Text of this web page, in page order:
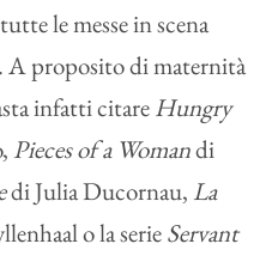
le messe in scena
A proposito di maternità
infatti citareHungry
Pieces of a Womandi
di Julia Ducornau, La
o la serieServant